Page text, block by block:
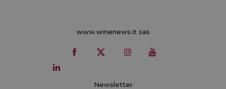
www.winenews.it sas
Newsletter